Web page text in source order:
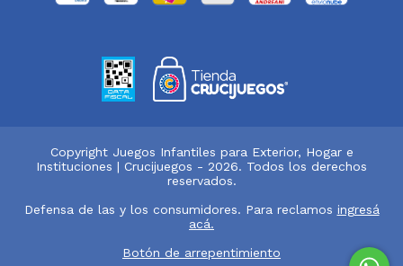
Copyright Juegos Infantiles para Exterior, Hogar e
Instituciones | Crucijuegos - 2026. Todos los derechos
reservados.
Defensa de las y los consumidores. Para reclamos ingresá
acá.
Botón de arrepentimiento